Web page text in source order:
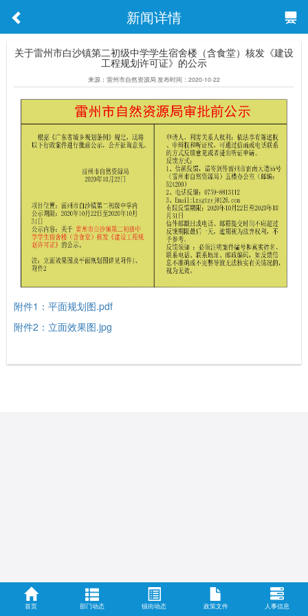
新闻详情
关于雷州市白沙镇第二初级中学学生宿舍楼（含食堂）核发《建设
工程规划许可证》的公示
来源：雷州市自然资源局 发布时间：2020-10-22
附件1：平面规划图.pdf
附件2：立面效果图.jpg
首页 部门动态 镇街动态 政策文件 人事信息